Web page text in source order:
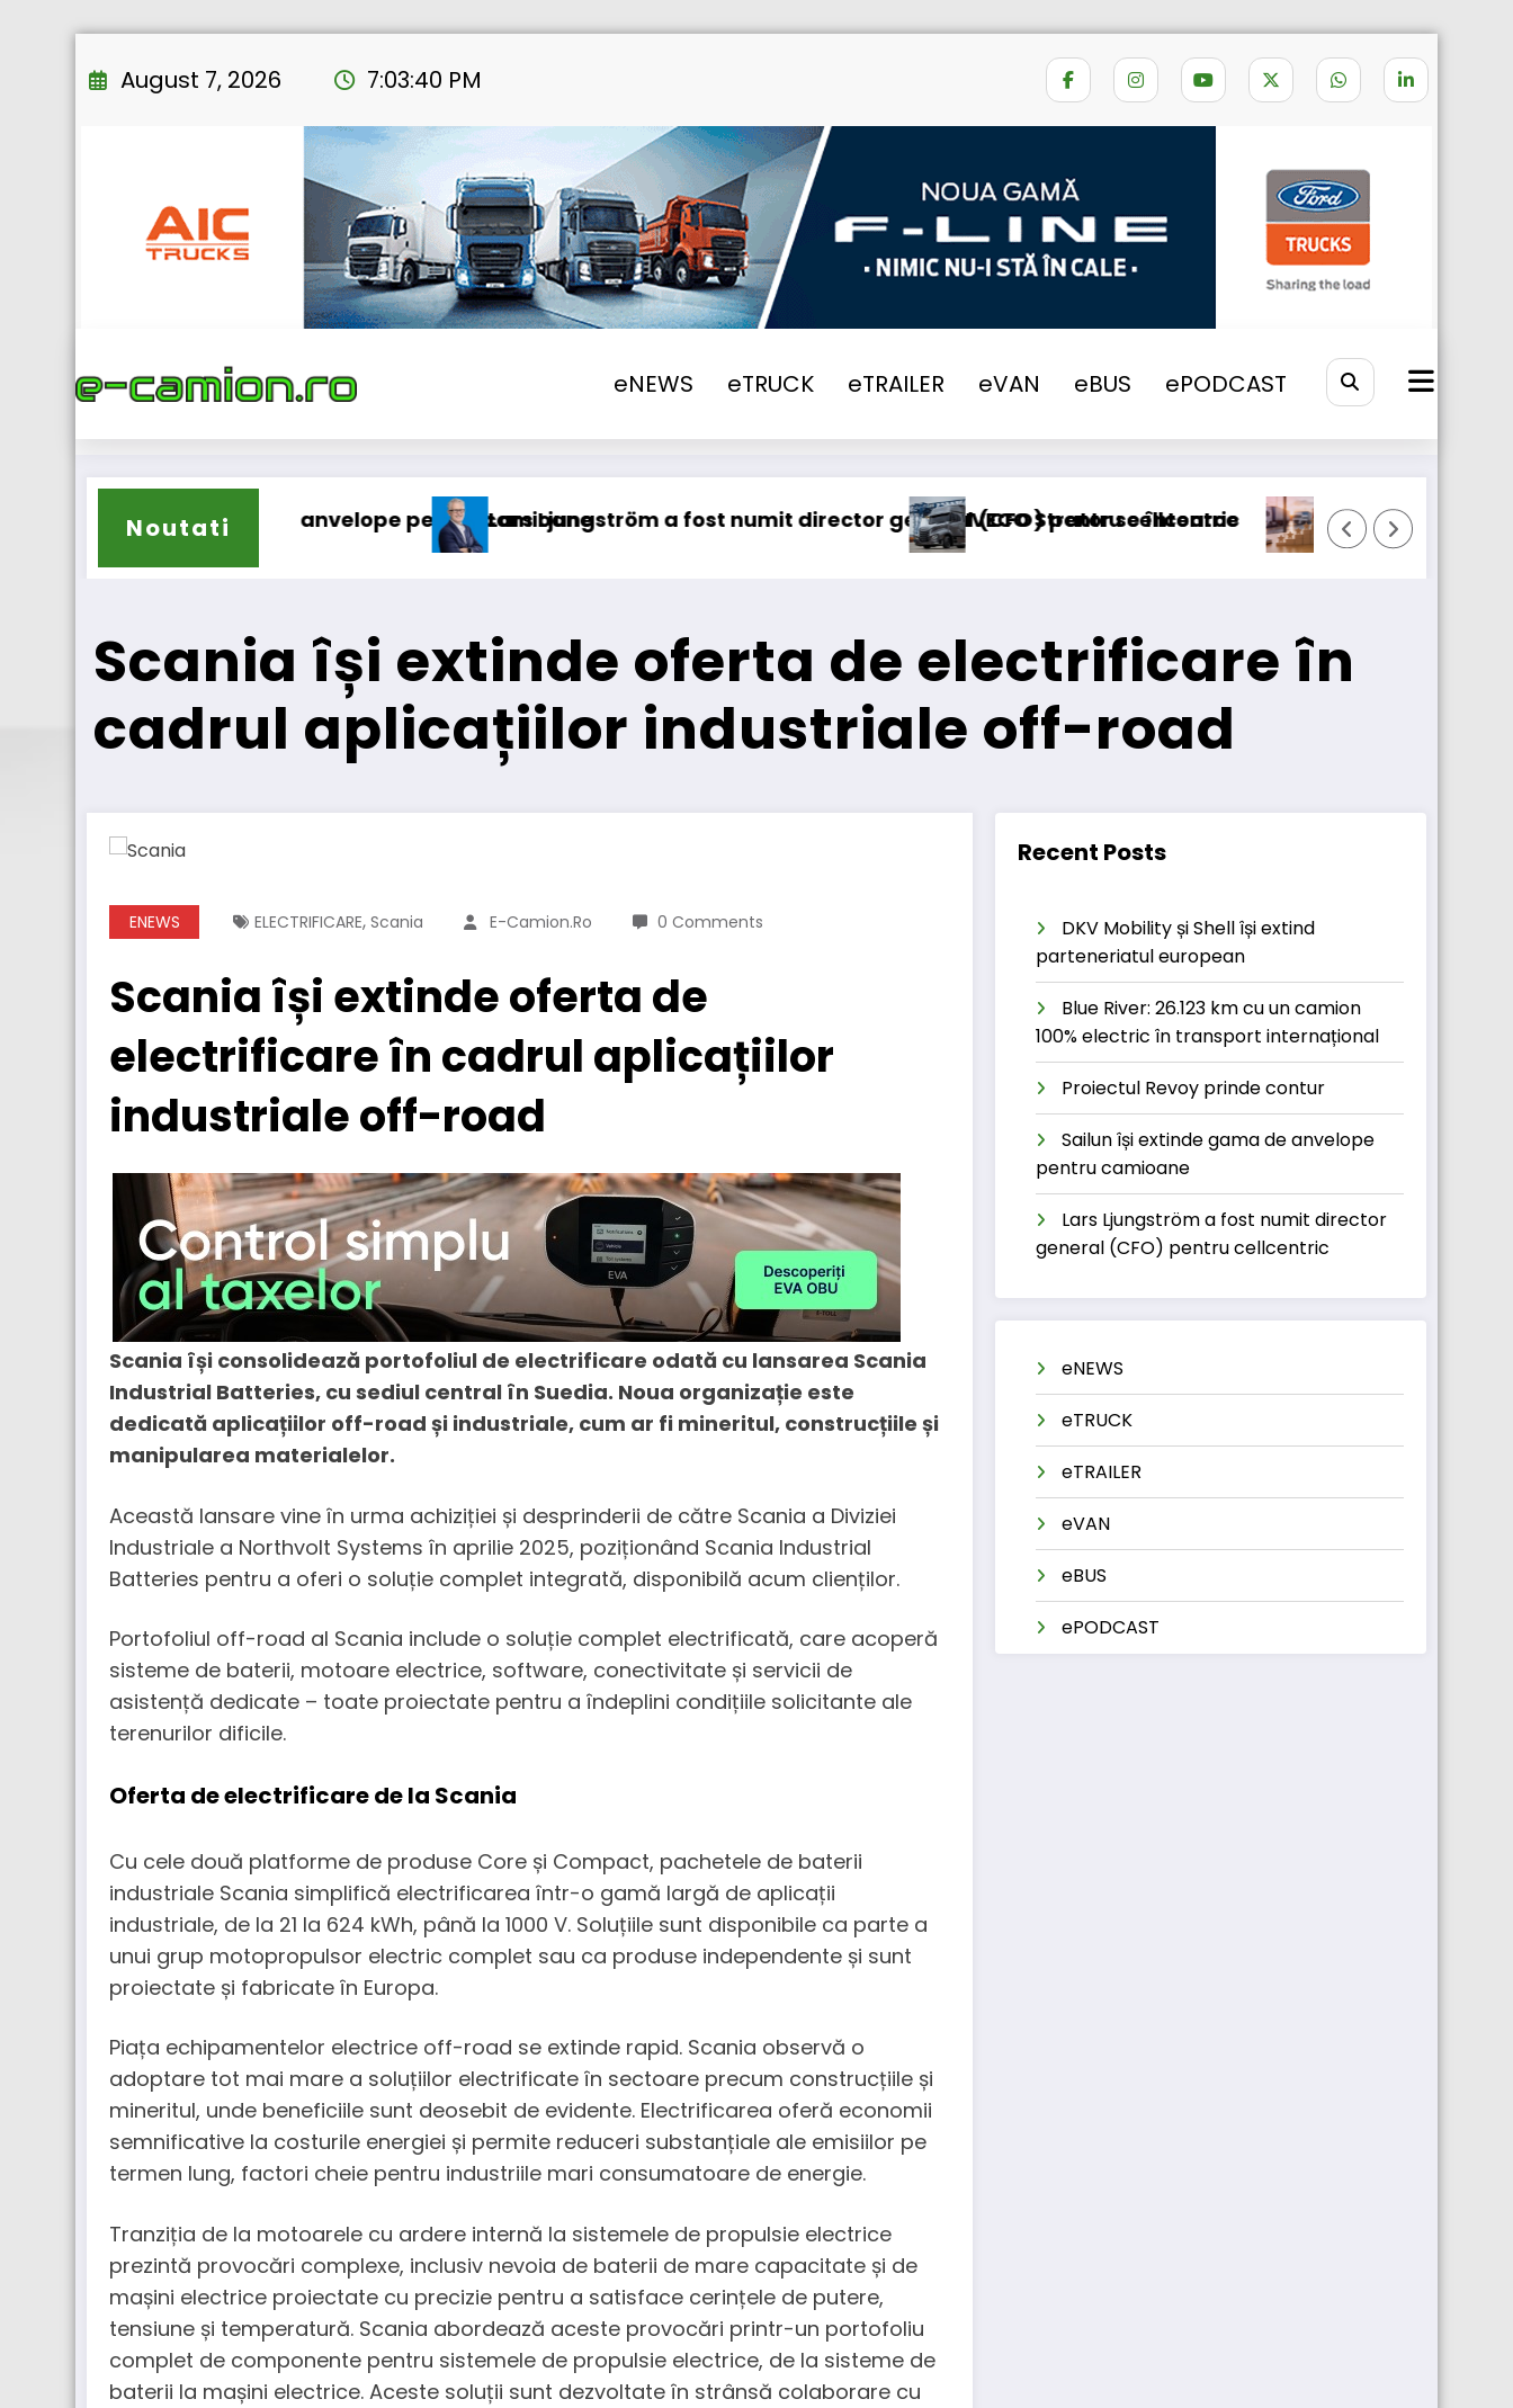
to
August 7, 2026 7:03:41 PM
eNEWS eTRUCK eTRAILER eVAN eBUS ePODCAST
Scania își extinde oferta de electrificare în cadrul aplicațiilor industriale off-road
Noutati
pentru camioaneLars Ljungström a fost numit director general (CFO) pentru cellcentric
IVECO Strator se întoarce BursaTransport/123cargo introduce o nouă
Scania își extinde oferta de electrificare în
cadrul aplicațiilor industriale off-road
ENEWS ELECTRIFICARE, Scania E-Camion.ro 0 Comments
Scania își extinde oferta de
electrificare în cadrul aplicațiilor
industriale off-road
Scania își consolidează portofoliul de electrificare odată cu lansarea Scania
Industrial Batteries, cu sediul central în Suedia. Noua organizație este
dedicată aplicațiilor off-road și industriale, cum ar fi mineritul, construcțiile și
manipularea materialelor.
Această lansare vine în urma achiziției și desprinderii de către Scania a Diviziei
Industriale a Northvolt Systems în aprilie 2025, poziționând Scania Industrial
Batteries pentru a oferi o soluție complet integrată, disponibilă acum clienților.
Portofoliul off-road al Scania include o soluție complet electrificată, care acoperă
sisteme de baterii, motoare electrice, software, conectivitate și servicii de
asistență dedicate – toate proiectate pentru a îndeplini condițiile solicitante ale
terenurilor dificile.
Oferta de electrificare de la Scania
Cu cele două platforme de produse Core și Compact, pachetele de baterii
industriale Scania simplifică electrificarea într-o gamă largă de aplicații
industriale, de la 21 la 624 kWh, până la 1000 V. Soluțiile sunt disponibile ca parte a
unui grup motopropulsor electric complet sau ca produse independente și sunt
proiectate și fabricate în Europa.
Piața echipamentelor electrice off-road se extinde rapid. Scania observă o
adoptare tot mai mare a soluțiilor electrificate în sectoare precum construcțiile și
mineritul, unde beneficiile sunt deosebit de evidente. Electrificarea oferă economii
semnificative la costurile energiei și permite reduceri substanțiale ale emisiilor pe
termen lung, factori cheie pentru industriile mari consumatoare de energie.
Tranziția de la motoarele cu ardere internă la sistemele de propulsie electrice
prezintă provocări complexe, inclusiv nevoia de baterii de mare capacitate și de
mașini electrice proiectate cu precizie pentru a satisface cerințele de putere,
tensiune și temperatură. Scania abordează aceste provocări printr-un portofoliu
complet de componente pentru sistemele de propulsie electrice, de la sisteme de
baterii la mașini electrice. Aceste soluții sunt dezvoltate în strânsă colaborare cu
Recent Posts
DKV Mobility și Shell își extind
parteneriatul european
Blue River: 26.123 km cu un camion
100% electric în transport internațional
Proiectul Revoy prinde contur
Sailun își extinde gama de anvelope
pentru camioane
Lars Ljungström a fost numit director
general (CFO) pentru cellcentric
eNEWS
eTRUCK
eTRAILER
eVAN
eBUS
ePODCAST